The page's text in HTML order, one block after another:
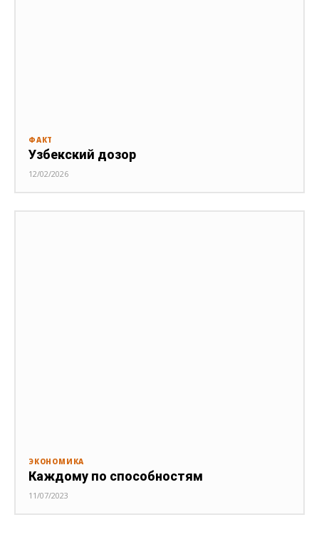
ФАКТ
Узбекский дозор
12/02/2026
ЭКОНОМИКА
Каждому по способностям
11/07/2023